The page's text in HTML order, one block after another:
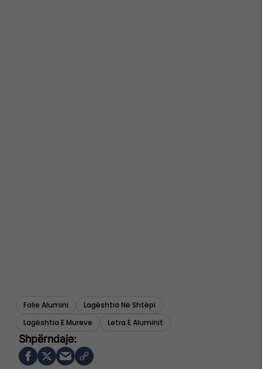
Folie Alumini
Lagështia Në Shtëpi
Lagështia E Mureve
Letra E Aluminit